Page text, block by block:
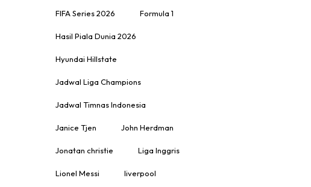
FIFA Series 2026 Formula 1
Hasil Piala Dunia 2026
Hyundai Hillstate
Jadwal Liga Champions
Jadwal Timnas Indonesia
Janice Tjen John Herdman
Jonatan christie Liga Inggris
Lionel Messi liverpool